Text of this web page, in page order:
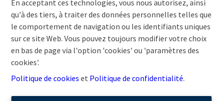
En acceptant ces technologies, vous nous autorisez, ainsi
qu'à des tiers, à traiter des données personnelles telles que
le comportement de navigation ou les identifiants uniques
sur ce site Web. Vous pouvez toujours modifier votre choix
en bas de page via l'option 'cookies' ou 'paramètres des
cookies'.
Politique de cookies et Politique de confidentialité.
VOIR ONGLET PROJETS !
Partager